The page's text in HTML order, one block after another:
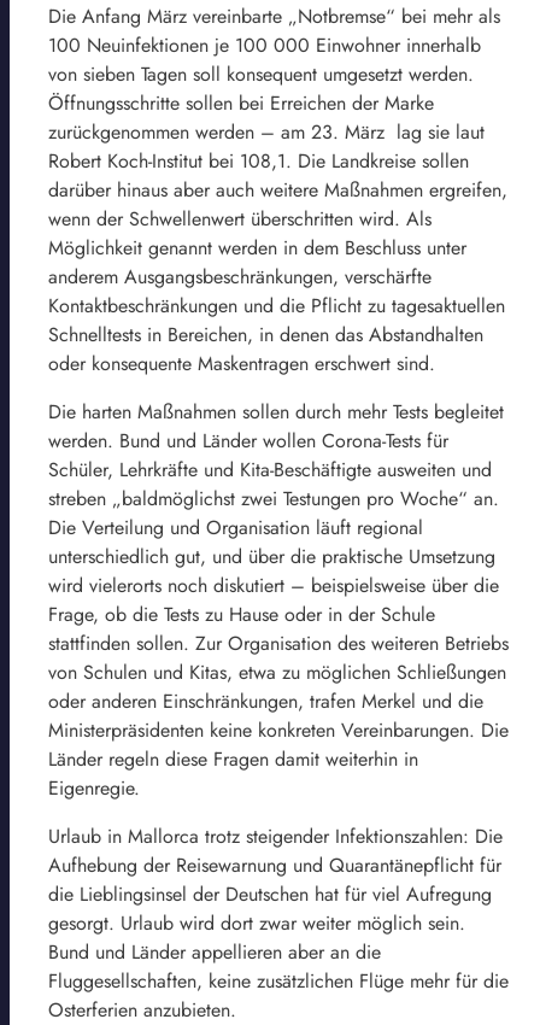
Die Anfang März vereinbarte „Notbremse“ bei mehr als
100 Neuinfektionen je 100 000 Einwohner innerhalb
von sieben Tagen soll konsequent umgesetzt werden.
Öffnungsschritte sollen bei Erreichen der Marke
zurückgenommen werden – am 23. März lag sie laut
Robert Koch-Institut bei 108,1. Die Landkreise sollen
darüber hinaus aber auch weitere Maßnahmen ergreifen,
wenn der Schwellenwert überschritten wird. Als
Möglichkeit genannt werden in dem Beschluss unter
anderem Ausgangsbeschränkungen, verschärfte
Kontaktbeschränkungen und die Pflicht zu tagesaktuellen
Schnelltests in Bereichen, in denen das Abstandhalten
oder konsequente Maskentragen erschwert sind.
Die harten Maßnahmen sollen durch mehr Tests begleitet
werden. Bund und Länder wollen Corona-Tests für
Schüler, Lehrkräfte und Kita-Beschäftigte ausweiten und
streben „baldmöglichst zwei Testungen pro Woche“ an.
Die Verteilung und Organisation läuft regional
unterschiedlich gut, und über die praktische Umsetzung
wird vielerorts noch diskutiert – beispielsweise über die
Frage, ob die Tests zu Hause oder in der Schule
stattfinden sollen. Zur Organisation des weiteren Betriebs
von Schulen und Kitas, etwa zu möglichen Schließungen
oder anderen Einschränkungen, trafen Merkel und die
Ministerpräsidenten keine konkreten Vereinbarungen. Die
Länder regeln diese Fragen damit weiterhin in
Eigenregie.
Urlaub in Mallorca trotz steigender Infektionszahlen: Die
Aufhebung der Reisewarnung und Quarantänepflicht für
die Lieblingsinsel der Deutschen hat für viel Aufregung
gesorgt. Urlaub wird dort zwar weiter möglich sein.
Bund und Länder appellieren aber an die
Fluggesellschaften, keine zusätzlichen Flüge mehr für die
Osterferien anzubieten.